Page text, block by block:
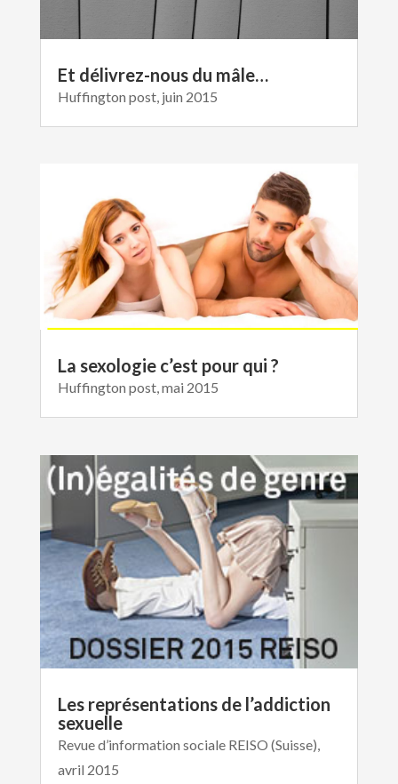
Et délivrez-nous du mâle…
Huffington post, juin 2015
La sexologie c’est pour qui ?
Huffington post, mai 2015
Les représentations de l’addiction
sexuelle
Revue d’information sociale REISO (Suisse),
avril 2015